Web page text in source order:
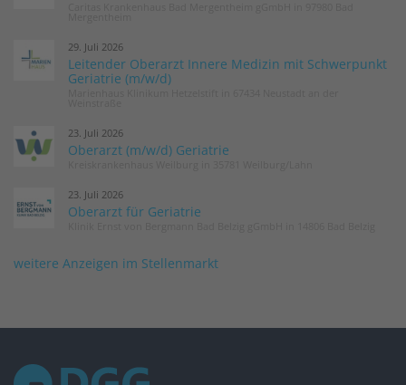
29. Juli 2026
Leitender Oberarzt Innere Medizin mit Schwerpunkt
Geriatrie (m/w/d)
23. Juli 2026
Oberarzt (m/w/d) Geriatrie
23. Juli 2026
Oberarzt für Geriatrie
weitere Anzeigen im Stellenmarkt